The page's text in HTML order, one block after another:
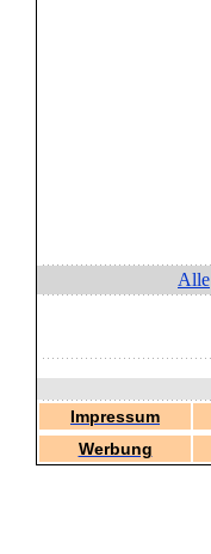
Alle
Impressum
Werbung